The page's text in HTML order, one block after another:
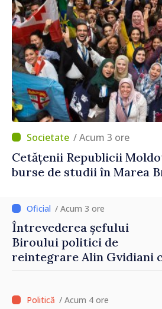
/ Acum 3 ore
Cetățenii Republicii
burse de studii în Marea
/ Acum 3 ore
Întrevederea șefului
Biroului politici de
reintegrare Alin Gvidiani
Crucii Roșii în Moldova
/ Acum 4 ore